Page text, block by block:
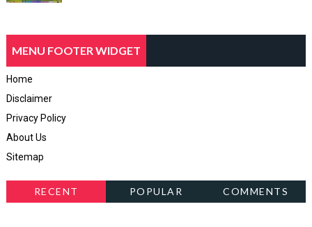
MENU FOOTER WIDGET
Home
Disclaimer
Privacy Policy
About Us
Sitemap
RECENT POPULAR COMMENTS